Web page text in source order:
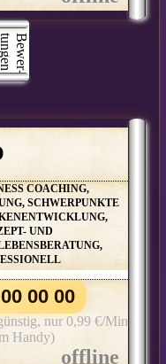
B
e
w
e
r
­
t
u
n
g
e
COACHING,
SCHWERPUNKTE
UND
00 00
nur 0,99 €/Min
Handy)